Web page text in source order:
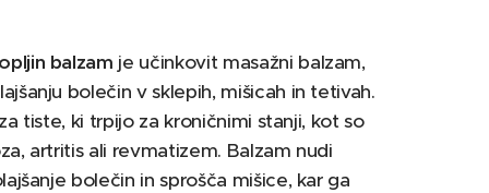
balzam je učinkovit masažni balzam,
bolečin v sklepih, mišicah in tetivah.
tiste, ki trpijo za kroničnimi stanji, kot so
artritis ali revmatizem. Balzam nudi
bolečin in sprošča mišice, kar ga